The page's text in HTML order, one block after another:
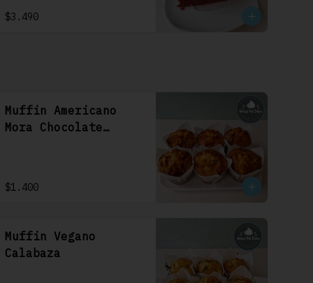
$3.490
Muffin Americano
Mora Chocolate
$1.400
Muffin Vegano
Calabaza